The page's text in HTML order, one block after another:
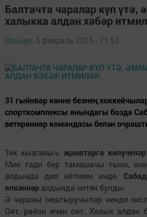
Балтачта чаралар күп үтә,
халыкка алдан хәбәр
Ильнур, 5 февраль 2015 - 11:53
31 гыйнвар көнне безнең
спорткомплексы янындагы бозда
ветераннар командасы белән
Тик кызганыч, җанатарга килүчеләр
Мин гади бер тамашачы гына,
алдында дип әйтмим инде,
өлкәннәр алдында читен булды.
Ә чараны оештыручылар нинди
Оят, район өчен оят. Халык алдан